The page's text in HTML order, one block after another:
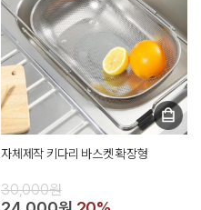
자체제작 키다리 바스켓 확장형
30,000원